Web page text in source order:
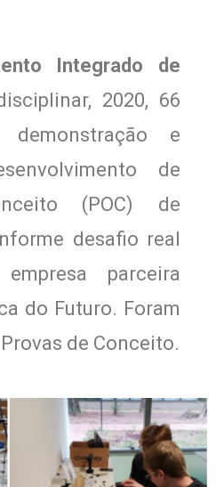
Integrado de
2020, 66
demonstração e
de
(POC) de
desafio real
parceira
do Futuro. Foram
de Conceito.